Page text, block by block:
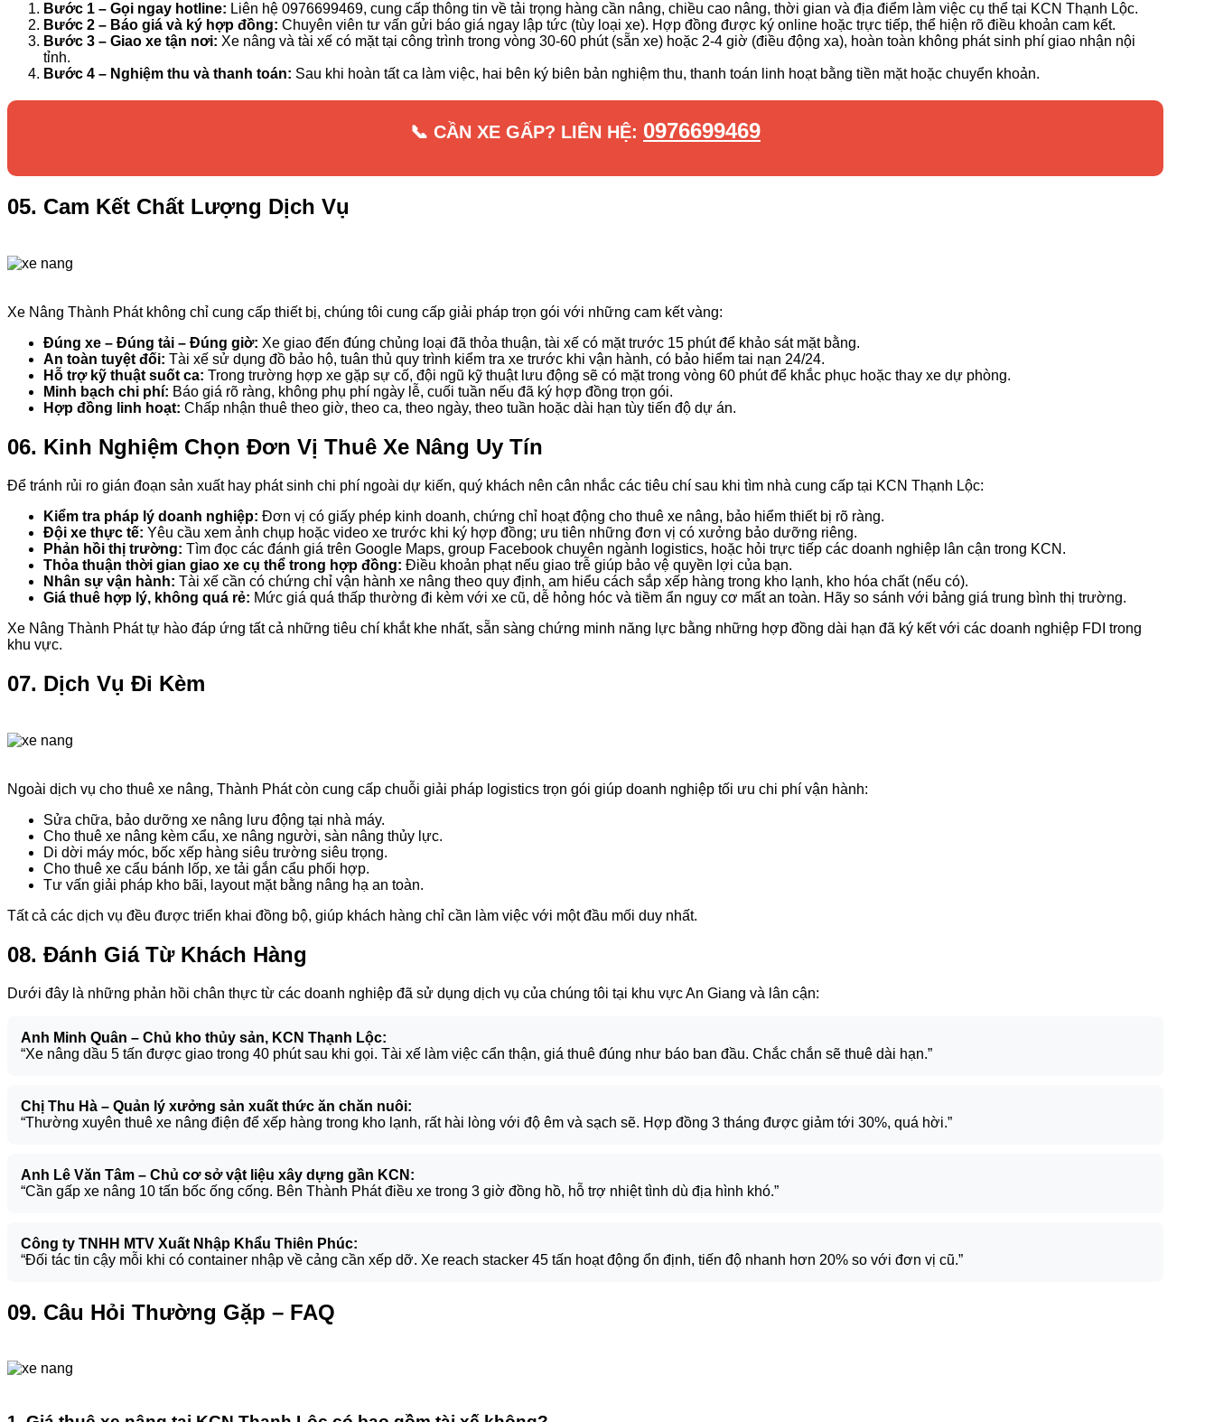
Bước 1 – Gọi ngay hotline: Liên hệ 0976699469, cung cấp thông tin về tải trọng hàng cần nâng, chiều cao nâng, thời gian và địa điểm làm việc cụ thể tại KCN Thạnh Lộc.
Bước 2 – Báo giá và ký hợp đồng: Chuyên viên tư vấn gửi báo giá ngay lập tức (tùy loại xe). Hợp đồng được ký online hoặc trực tiếp, thể hiện rõ điều khoản cam kết.
Bước 3 – Giao xe tận nơi: Xe nâng và tài xế có mặt tại công trình trong vòng 30-60 phút (sẵn xe) hoặc 2-4 giờ (điều động xa), hoàn toàn không phát sinh phí giao nhận nội
tỉnh.
Bước 4 – Nghiệm thu và thanh toán: Sau khi hoàn tất ca làm việc, hai bên ký biên bản nghiệm thu, thanh toán linh hoạt bằng tiền mặt hoặc chuyển khoản.
📞 CẦN XE GẤP? LIÊN HỆ: 0976699469
05. Cam Kết Chất Lượng Dịch Vụ
Xe Nâng Thành Phát không chỉ cung cấp thiết bị, chúng tôi cung cấp giải pháp trọn gói với những cam kết vàng:
Đúng xe – Đúng tải – Đúng giờ: Xe giao đến đúng chủng loại đã thỏa thuận, tài xế có mặt trước 15 phút để khảo sát mặt bằng.
An toàn tuyệt đối: Tài xế sử dụng đồ bảo hộ, tuân thủ quy trình kiểm tra xe trước khi vận hành, có bảo hiểm tai nạn 24/24.
Hỗ trợ kỹ thuật suốt ca: Trong trường hợp xe gặp sự cố, đội ngũ kỹ thuật lưu động sẽ có mặt trong vòng 60 phút để khắc phục hoặc thay xe dự phòng.
Minh bạch chi phí: Báo giá rõ ràng, không phụ phí ngày lễ, cuối tuần nếu đã ký hợp đồng trọn gói.
Hợp đồng linh hoạt: Chấp nhận thuê theo giờ, theo ca, theo ngày, theo tuần hoặc dài hạn tùy tiến độ dự án.
06. Kinh Nghiệm Chọn Đơn Vị Thuê Xe Nâng Uy Tín
Để tránh rủi ro gián đoạn sản xuất hay phát sinh chi phí ngoài dự kiến, quý khách nên cân nhắc các tiêu chí sau khi tìm nhà cung cấp tại KCN Thạnh Lộc:
Kiểm tra pháp lý doanh nghiệp: Đơn vị có giấy phép kinh doanh, chứng chỉ hoạt động cho thuê xe nâng, bảo hiểm thiết bị rõ ràng.
Đội xe thực tế: Yêu cầu xem ảnh chụp hoặc video xe trước khi ký hợp đồng; ưu tiên những đơn vị có xưởng bảo dưỡng riêng.
Phản hồi thị trường: Tìm đọc các đánh giá trên Google Maps, group Facebook chuyên ngành logistics, hoặc hỏi trực tiếp các doanh nghiệp lân cận trong KCN.
Thỏa thuận thời gian giao xe cụ thể trong hợp đồng: Điều khoản phạt nếu giao trễ giúp bảo vệ quyền lợi của bạn.
Nhân sự vận hành: Tài xế cần có chứng chỉ vận hành xe nâng theo quy định, am hiểu cách sắp xếp hàng trong kho lạnh, kho hóa chất (nếu có).
Giá thuê hợp lý, không quá rẻ: Mức giá quá thấp thường đi kèm với xe cũ, dễ hỏng hóc và tiềm ẩn nguy cơ mất an toàn. Hãy so sánh với bảng giá trung bình thị trường.
Xe Nâng Thành Phát tự hào đáp ứng tất cả những tiêu chí khắt khe nhất, sẵn sàng chứng minh năng lực bằng những hợp đồng dài hạn đã ký kết với các doanh nghiệp FDI trong
khu vực.
07. Dịch Vụ Đi Kèm
Ngoài dịch vụ cho thuê xe nâng, Thành Phát còn cung cấp chuỗi giải pháp logistics trọn gói giúp doanh nghiệp tối ưu chi phí vận hành:
Sửa chữa, bảo dưỡng xe nâng lưu động tại nhà máy.
Cho thuê xe nâng kèm cẩu, xe nâng người, sàn nâng thủy lực.
Di dời máy móc, bốc xếp hàng siêu trường siêu trọng.
Cho thuê xe cẩu bánh lốp, xe tải gắn cẩu phối hợp.
Tư vấn giải pháp kho bãi, layout mặt bằng nâng hạ an toàn.
Tất cả các dịch vụ đều được triển khai đồng bộ, giúp khách hàng chỉ cần làm việc với một đầu mối duy nhất.
08. Đánh Giá Từ Khách Hàng
Dưới đây là những phản hồi chân thực từ các doanh nghiệp đã sử dụng dịch vụ của chúng tôi tại khu vực An Giang và lân cận:
Anh Minh Quân – Chủ kho thủy sản, KCN Thạnh Lộc:
“Xe nâng dầu 5 tấn được giao trong 40 phút sau khi gọi. Tài xế làm việc cẩn thận, giá thuê đúng như báo ban đầu. Chắc chắn sẽ thuê dài hạn.”
Chị Thu Hà – Quản lý xưởng sản xuất thức ăn chăn nuôi:
“Thường xuyên thuê xe nâng điện để xếp hàng trong kho lạnh, rất hài lòng với độ êm và sạch sẽ. Hợp đồng 3 tháng được giảm tới 30%, quá hời.”
Anh Lê Văn Tâm – Chủ cơ sở vật liệu xây dựng gần KCN:
“Cần gấp xe nâng 10 tấn bốc ống cống. Bên Thành Phát điều xe trong 3 giờ đồng hồ, hỗ trợ nhiệt tình dù địa hình khó.”
Công ty TNHH MTV Xuất Nhập Khẩu Thiên Phúc:
“Đối tác tin cậy mỗi khi có container nhập về cảng cần xếp dỡ. Xe reach stacker 45 tấn hoạt động ổn định, tiến độ nhanh hơn 20% so với đơn vị cũ.”
09. Câu Hỏi Thường Gặp – FAQ